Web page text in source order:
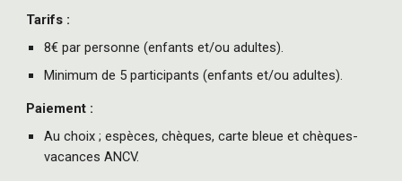
Tarifs :
8€ par personne(enfants et/ou adultes).
Minimum de 5 participants (enfants et/ou adultes).
Paiement :
Au choix ; espèces, chèques, carte bleue et chèques-
vacances ANCV.